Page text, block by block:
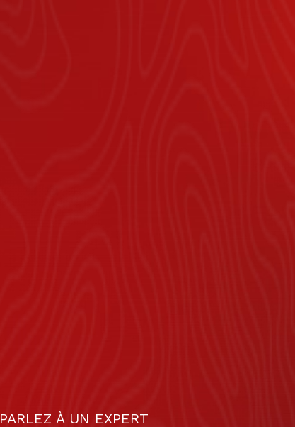
PARLEZ À UN EXPERT